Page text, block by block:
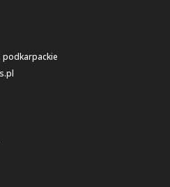
podkarpackie